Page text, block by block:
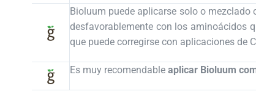
Bioluum puede aplicarse solo o mezclado
desfavorablemente con los aminoácidos
que puede corregirse con aplicaciones de
Es muy recomendable aplicar Bioluum